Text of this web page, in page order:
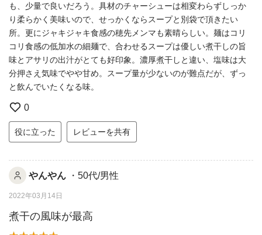
も、少量で良いだろう。具材のチャーシューは相変わらずしっか
り柔らかく美味いので、せっかくならスープと別袋で頂きたい
所。更にジャキジャキ食感の穂先メンマも素晴らしい。麺はコリ
コリ食感の低加水の細麺で、合わせるスープは優しい煮干しの旨
味とアサリの出汁がとても好印象。濃厚煮干しと違い、塩味は大
分押さえ気味でやや甘め。スープ量が少ないのが難点だが、ずっ
と飲んでいたくなる味。
0
役に立った レビューを共有
やんやん ・50代/男性
2022年03月14日
煮干の風味が最高